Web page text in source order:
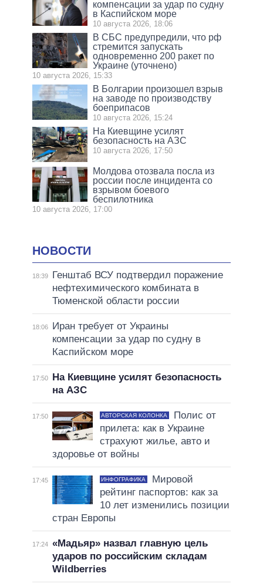
компенсации за удар по судну
в Каспийском море
10 августа 2026, 18:06
В СБС предупредили, что рф
стремится запускать
одновременно 200 ракет по
Украине (уточнено)
10 августа 2026, 15:33
В Болгарии произошел взрыв
на заводе по производству
боеприпасов
10 августа 2026, 15:24
На Киевщине усилят
безопасность на АЗС
10 августа 2026, 17:50
Молдова отозвала посла из
россии после инцидента со
взрывом боевого
беспилотника
10 августа 2026, 17:00
НОВОСТИ
18:39
Генштаб ВСУ подтвердил поражение
нефтехимического комбината в
Тюменской области россии
18:06
Иран требует от Украины
компенсации за удар по судну в
Каспийском море
17:50
На Киевщине усилят безопасность
на АЗС
17:50 АВТОРСКАЯ КОЛОНКА
Полис от
прилета: как в Украине
страхуют жилье, авто и
здоровье от войны
17:45 ИНФОГРАФИКА
Мировой
рейтинг паспортов: как за
10 лет изменились позиции
стран Европы
17:24 «Мадьяр» назвал главную цель
ударов по российским складам
Wildberries